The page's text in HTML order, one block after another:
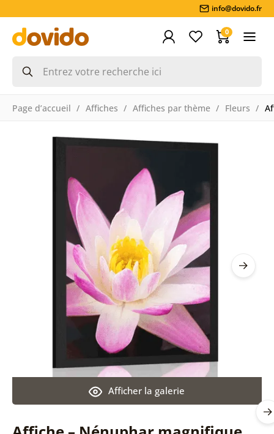
info@dovido.fr
0
Page d’accueil Affiches Affiches par thème Fleurs
Afficher la galerie